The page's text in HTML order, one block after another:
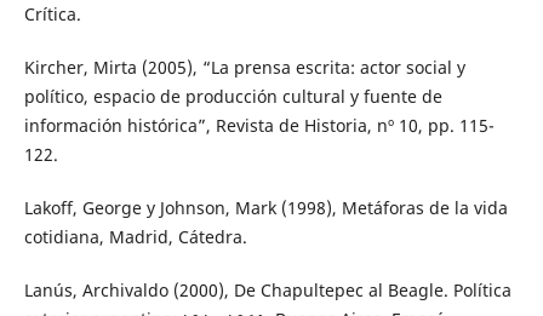
Crítica.
Kircher, Mirta (2005), “La prensa escrita: actor social y
político, espacio de producción cultural y fuente de
información histórica”, Revista de Historia, nº 10, pp. 115-
122.
Lakoff, George y Johnson, Mark (1998), Metáforas de la vida
cotidiana, Madrid, Cátedra.
Lanús, Archivaldo (2000), De Chapultepec al Beagle. Política